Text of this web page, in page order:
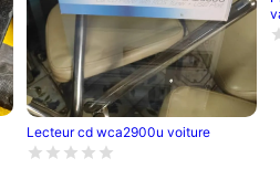
Lecteur cd wca2900u voiture